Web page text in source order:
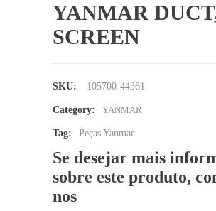
YANMAR
SCREEN
SKU: 105700-44361
Category: YANMAR
Tag: Peças Yanmar
Se desejar mais
sobre este produto,
nos